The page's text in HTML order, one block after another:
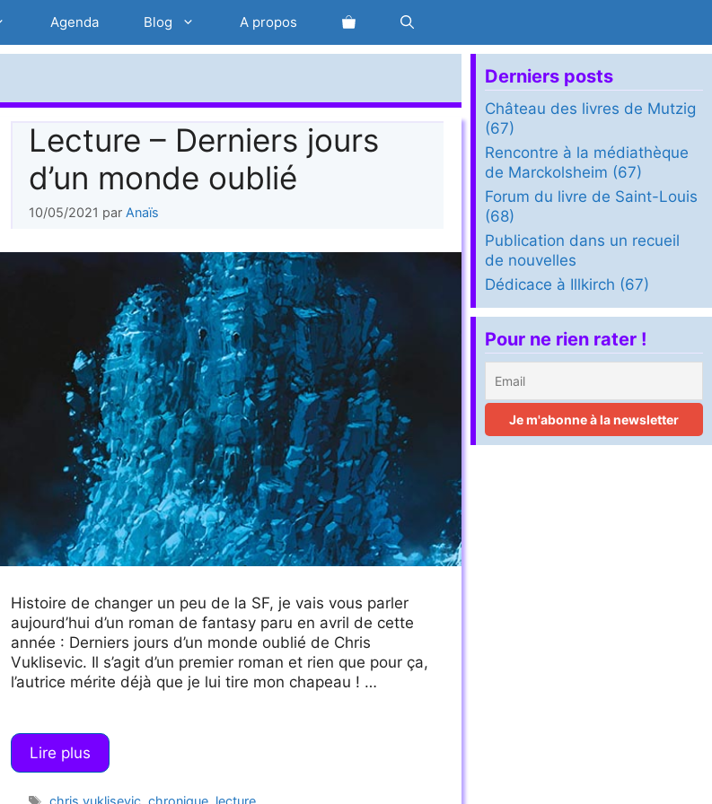
Agenda Blog A propos
Lecture – Derniers jours
d’un monde oublié
10/05/2021 par Anaïs
Histoire de changer un peu de la SF, je vais vous parler
aujourd’hui d’un roman de fantasy paru en avril de cette
année : Derniers jours d’un monde oublié de Chris
Vuklisevic. Il s’agit d’un premier roman et rien que pour ça,
l’autrice mérite déjà que je lui tire mon chapeau ! …
Lire plus
Étiquettes
Derniers posts
Château des livres de Mutzig
(67)
Rencontre à la médiathèque
de Marckolsheim (67)
Forum du livre de Saint-Louis
(68)
Publication dans un recueil
de nouvelles
Dédicace à Illkirch (67)
Pour ne rien rater !